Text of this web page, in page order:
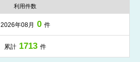
利用件数
2026年08月 0 件
累計 1713 件